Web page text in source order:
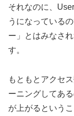
それなのに、
うになっている
ー」とはみなさ
す。
もともとアクセ
ーニングしてあ
が上がるという